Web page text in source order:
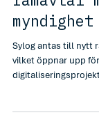
Sylog
ramavtal
myndighet
Sylog antas till nytt